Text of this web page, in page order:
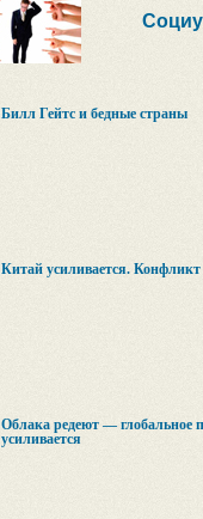
Билл Гейтс и бедные страны
Китай усиливается. Конфликт
Облака редеют — глобальное
усиливается